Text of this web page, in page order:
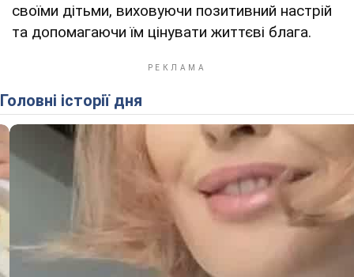
своїми дітьми, виховуючи позитивний настрій
та допомагаючи їм цінувати життєві блага.
Головні історії дня